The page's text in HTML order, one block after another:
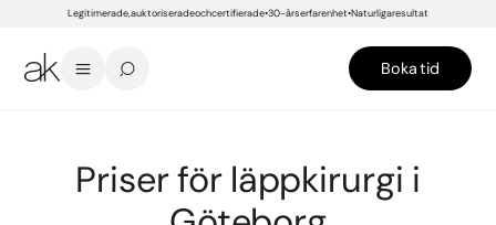
Legitimerade, auktoriserade och certifierade 30-års erfarenhet Naturliga resultat
Boka tid
Priser för läppkirurgi i